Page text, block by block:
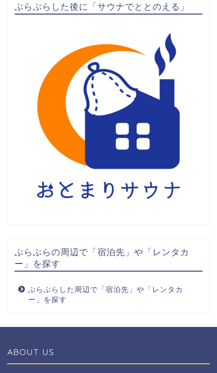
ぶらぶらした後に「サウナでととのえる」
ぶらぶらの周辺で「宿泊先」や「レンタカ
ー」を探す
ぶらぶらした周辺で「宿泊先」や「レンタカ
ー」を探す
ABOUT US